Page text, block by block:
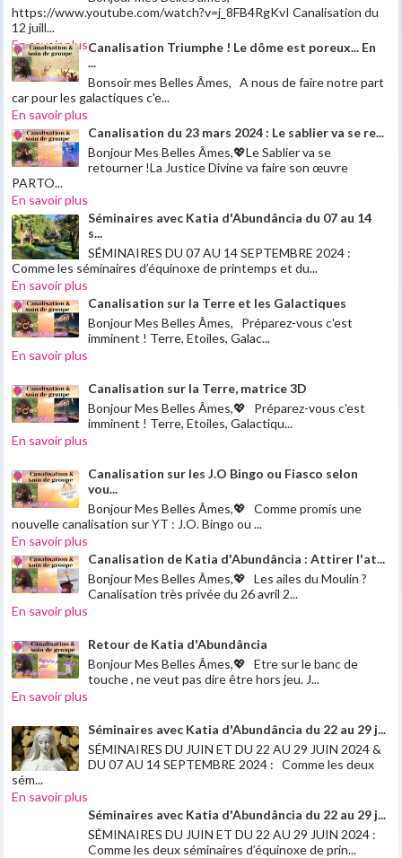
https://www.youtube.com/watch?v=j_8FB4RgKvI Canalisation du
12 juill...
En savoir plusCanalisation Triumphe ! Le dôme est poreux... En
...
Bonsoir mes Belles Âmes, A nous de faire notre part
car pour les galactiques c'e...
En savoir plus
Canalisation du 23 mars 2024 : Le sablier va se re...
Bonjour Mes Belles Âmes,💖Le Sablier va se
retourner !La Justice Divine va faire son œuvre
PARTO...
En savoir plus
Séminaires avec Katia d'Abundância du 07 au 14
s...
SÉMINAIRES DU 07 AU 14 SEPTEMBRE 2024 :
Comme les séminaires d’équinoxe de printemps et du...
En savoir plus
Canalisation sur la Terre et les Galactiques
Bonjour Mes Belles Âmes, Préparez-vous c'est
imminent ! Terre, Etoiles, Galac...
En savoir plus
Canalisation sur la Terre, matrice 3D
Bonjour Mes Belles Âmes,💖 Préparez-vous c'est
imminent ! Terre, Etoiles, Galactiqu...
En savoir plus
Canalisation sur les J.O Bingo ou Fiasco selon
vou...
Bonjour Mes Belles Âmes,💖 Comme promis une
nouvelle canalisation sur YT : J.O. Bingo ou ...
En savoir plus
Canalisation de Katia d'Abundância : Attirer l'at...
Bonjour Mes Belles Âmes,💖 Les ailes du Moulin ?
Canalisation très privée du 26 avril 2...
En savoir plus
Retour de Katia d'Abundância
Bonjour Mes Belles Âmes,💖 Etre sur le banc de
touche , ne veut pas dire être hors jeu. J...
En savoir plus
Séminaires avec Katia d'Abundância du 22 au 29 j...
SÉMINAIRES DU JUIN ET DU 22 AU 29 JUIN 2024 &
DU 07 AU 14 SEPTEMBRE 2024 : Comme les deux
sém...
En savoir plus
Séminaires avec Katia d'Abundância du 22 au 29 j...
SÉMINAIRES DU JUIN ET DU 22 AU 29 JUIN 2024 :
Comme les deux séminaires d’équinoxe de prin...